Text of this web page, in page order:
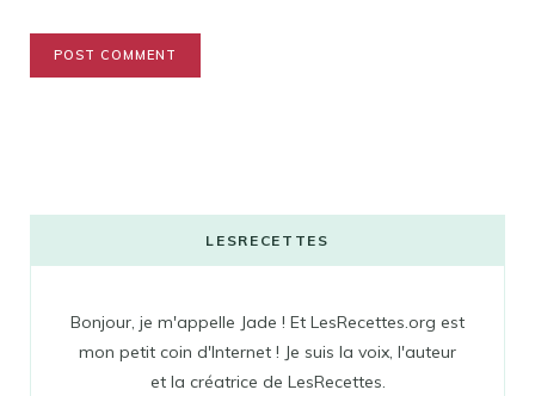
LESRECETTES
Bonjour, je m'appelle Jade ! Et LesRecettes.org est
mon petit coin d'Internet ! Je suis la voix, l'auteur
et la créatrice de LesRecettes.